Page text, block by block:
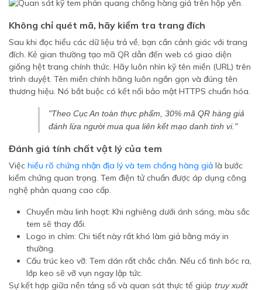
Không chỉ quét mã, hãy kiểm tra trang đích
Sau khi đọc hiểu các dữ liệu trả về, bạn cần cảnh giác với trang
đích. Kẻ gian thường tạo mã QR dẫn đến web có giao diện
giống hệt trang chính thức. Hãy luôn nhìn kỹ tên miền (URL) trên
trình duyệt. Tên miền chính hãng luôn ngắn gọn và đúng tên
thương hiệu. Nó bắt buộc có kết nối bảo mật HTTPS chuẩn hóa.
"Theo Cục An toàn thực phẩm, 30% mã QR hàng giả
đánh lừa người mua qua liên kết mạo danh tinh vi."
Đánh giá tính chất vật lý của tem
Việc hiểu rõ chứng nhận địa lý và tem chống hàng giả là bước
kiểm chứng quan trọng. Tem điện tử chuẩn được áp dụng công
nghệ phản quang cao cấp.
Chuyển màu linh hoạt: Khi nghiêng dưới ánh sáng, màu sắc
tem sẽ thay đổi.
Logo in chìm: Chi tiết này rất khó làm giả bằng máy in
thường.
Cấu trúc keo vỡ: Tem dán rất chắc chắn. Nếu cố tình bóc ra,
lớp keo sẽ vỡ vụn ngay lập tức.
Sự kết hợp giữa nền tảng số và quan sát thực tế giúp truy xuất